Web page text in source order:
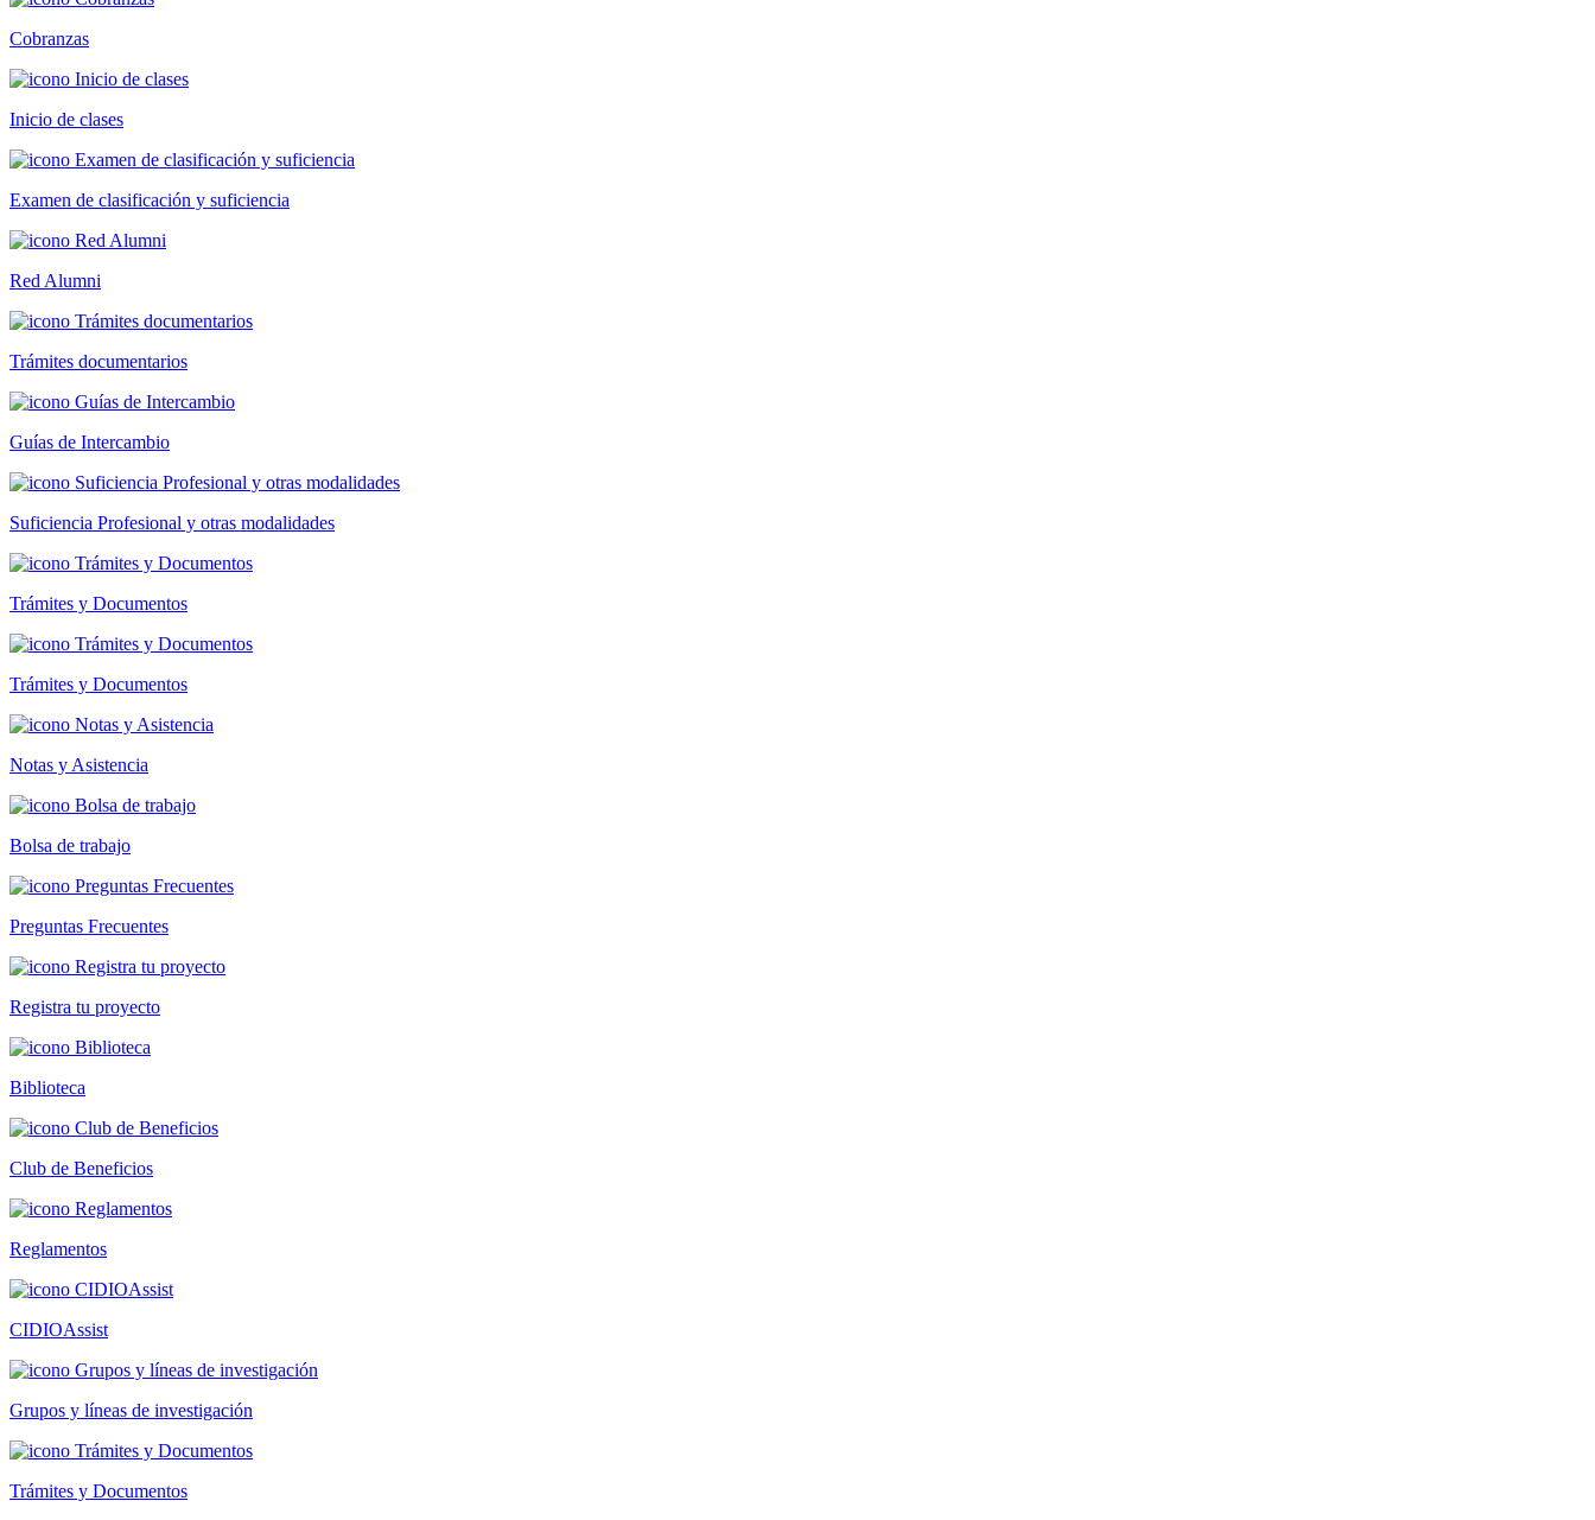
Cobranzas
Inicio de clases
Examen de clasificación y suficiencia
Red Alumni
Trámites documentarios
Guías de Intercambio
Suficiencia Profesional y otras modalidades
Trámites y Documentos
Trámites y Documentos
Notas y Asistencia
Bolsa de trabajo
Preguntas Frecuentes
Registra tu proyecto
Biblioteca
Club de Beneficios
Reglamentos
CIDIOAssist
Grupos y líneas de investigación
Trámites y Documentos